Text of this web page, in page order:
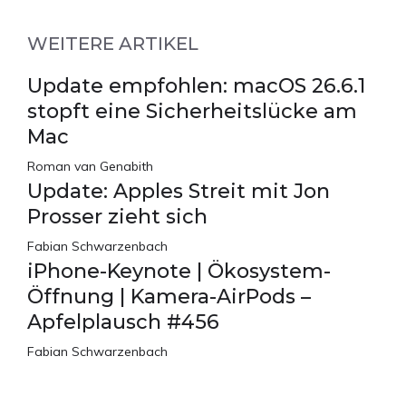
WEITERE ARTIKEL
Update empfohlen: macOS 26.6.1
stopft eine Sicherheitslücke am
Mac
Roman van Genabith
Update: Apples Streit mit Jon
Prosser zieht sich
Fabian Schwarzenbach
iPhone-Keynote | Ökosystem-
Öffnung | Kamera-AirPods –
Apfelplausch #456
Fabian Schwarzenbach